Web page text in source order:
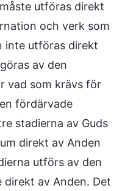
utföras direkt
och verk som
inte utföras direkt
av den
vad som krävs för
fördärvade
stadierna av Guds
direkt av Anden
utförs av den
direkt av Anden. Det